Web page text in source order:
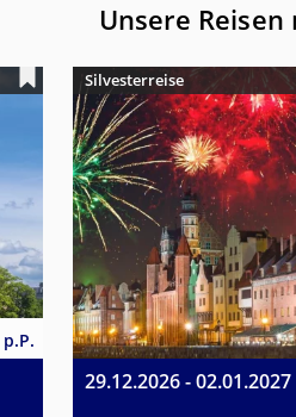
Unsere
p.P.
Silvesterreise
29.12.2026 - 02.01.2027